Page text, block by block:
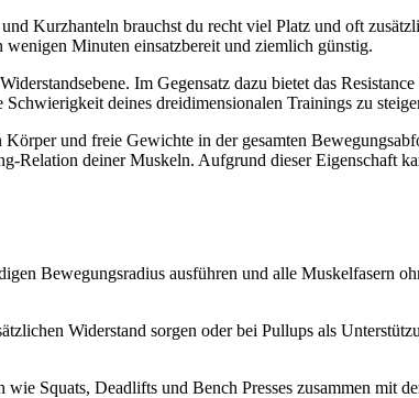
Kurzhanteln brauchst du recht viel Platz und oft
wenigen Minuten einsatzbereit und ziemlich günstig.
Im Gegensatz dazu bietet das
deines dreidimensionalen Trainings zu
und freie Gewichte in der gesamten
Relation deiner Muskeln. Aufgrund dieser Eigenschaft
Bewegungsradius ausführen und alle Muskelfasern
Widerstand sorgen oder bei Pullups als
Squats, Deadlifts und Bench Presses zusammen mit